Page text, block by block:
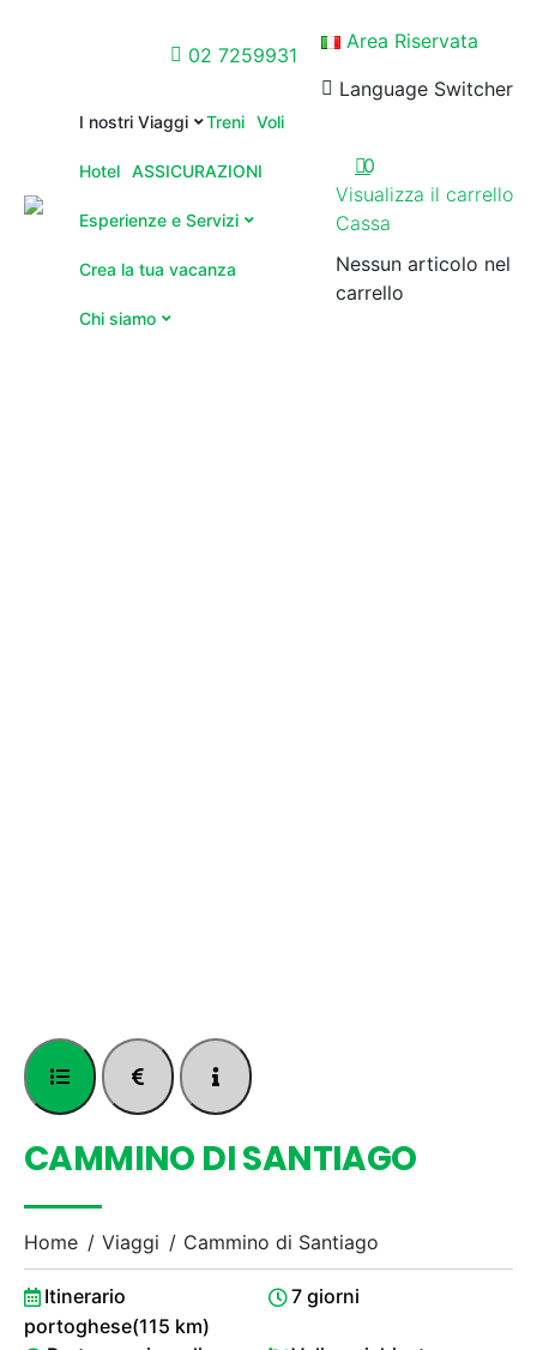
02 7259931
Area Riservata
Language Switcher
I nostri Viaggi Treni Voli
Hotel ASSICURAZIONI
Esperienze e Servizi
Crea la tua vacanza
Chi siamo
0
Visualizza il carrello
Cassa
Nessun articolo nel
carrello
CAMMINO DI SANTIAGO
Home Viaggi Cammino di Santiago
Itinerario
portoghese(115 km)
7 giorni